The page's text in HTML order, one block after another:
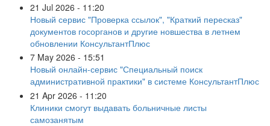
21 Jul 2026 - 11:20
Новый сервис "Проверка ссылок", "Краткий пересказ"
документов госорганов и другие новшества в летнем
обновлении КонсультантПлюс
7 May 2026 - 15:51
Новый онлайн-сервис "Специальный поиск
административной практики" в системе КонсультантПлюс
21 Apr 2026 - 11:20
Клиники смогут выдавать больничные листы
самозанятым